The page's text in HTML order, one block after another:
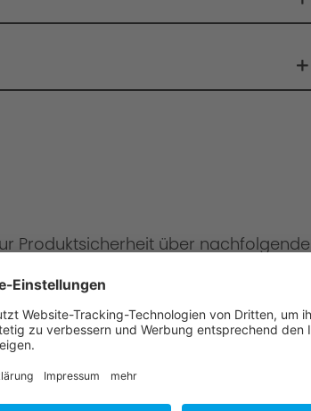
Produktsicherheit über nachfolgende